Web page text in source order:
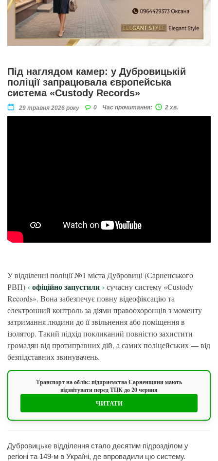
Під наглядом камер: у Дубровицькій
поліції запрацювала європейська
система «Custody Records»
29 травня 2026 року 0 Час прочитання: 2 хв.
У відділенні поліції №1 міста Дубровиці (Сарненського
РВП)
офіційно запустили
сучасну систему «Custody
Records». Вона забезпечує повну відеофіксацію та
електронний контроль за діями правоохоронців з моменту
затримання людини до її звільнення або поміщення в
ізолятор. Такий підхід покликаний повністю захистити
громадян від протиправних дій, а самих поліцейських — від
безпідставних звинувачень.
Транспорт на облік: підприємства Сарненщини мають
відзвітувати перед ТЦК до 20 червня
ЧИТАТИ
Дубровицьке відділення стало десятим підрозділом у
регіоні та 149-м в Україні, де впровадили цю систему.